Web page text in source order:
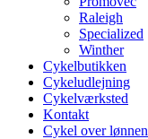
Raleigh
Specialized
Winther
Cykelbutikken
Cykeludlejning
Cykelværksted
Kontakt
Cykel over lønnen